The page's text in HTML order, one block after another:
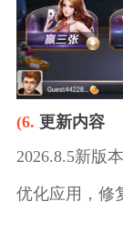
(6. 更新内容
2026.8.5新版
优化应用，修